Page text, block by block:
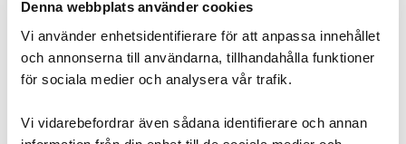
Denna webbplats använder cookies
Vi använder enhetsidentifierare för att anpassa innehållet
och annonserna till användarna, tillhandahålla funktioner
för sociala medier och analysera vår trafik.
Vi vidarebefordrar även sådana identifierare och annan
Baka bröd över öppen eld
För att scouterna ska få testa på saker i en ny miljö.
Det finns många enkla sätt att baka, även utan
ugn.